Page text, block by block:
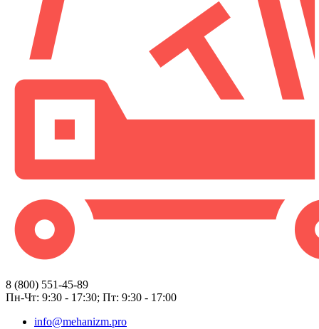
8 (800) 551-45-89
Пн-Чт: 9:30 - 17:30; Пт: 9:30 - 17:00
info@mehanizm.pro